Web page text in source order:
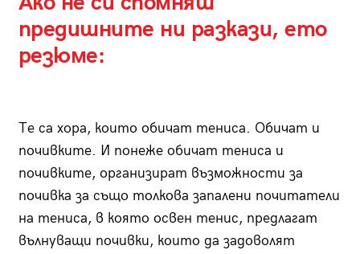
предишните ни разкази, ето
резюме:
Те са хора, които обичат тениса. Обичат и
почивките. И понеже обичат тениса и
почивките, организират възможности за
почивка за също толкова запалени почитатели
на тениса, в която освен тенис, предлагат
вълнуващи почивки, които да задоволят